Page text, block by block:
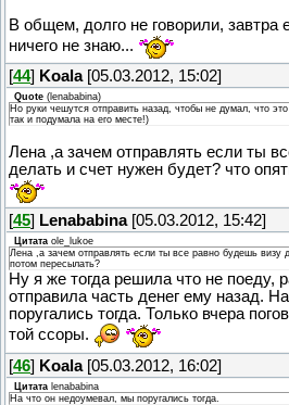
В общем, долго не говорили, завтра
ничего не знаю...
[44] Koala[05.03.2012, 15:02]
Quote ( lenababina)
Но руки чешутся отправить назад, чтобы не думал, что
так и подумала на его месте!)
Лена ,а зачем отправлять если ты
делать и счет нужен будет? что
[45] Lenababina[05.03.2012, 15:42]
Цитата ole_lukoe
Лена ,а зачем отправлять если ты все равно будешь визу
потом пересылать?
Ну я же тогда решила что не поеду,
отправила часть денег ему назад.
поругались тогда. Только вчера
той ссоры.
[46] Koala[05.03.2012, 16:02]
Цитата lenababina
На что он недоумевал, мы поругались тогда.